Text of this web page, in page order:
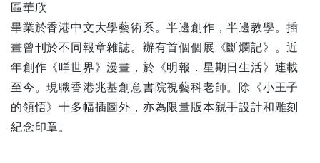
區華欣
畢業於香港中文大學藝術系。半邊創作，半邊教學。插
畫曾刊於不同報章雜誌。辦有首個個展《斷爛記》。近
年創作《咩世界》漫畫，於《明報．星期日生活》連載
至今。現職香港兆基創意書院視藝科老師。除《小王子
的領悟》十多幅插圖外，亦為限量版本親手設計和雕刻
紀念印章。